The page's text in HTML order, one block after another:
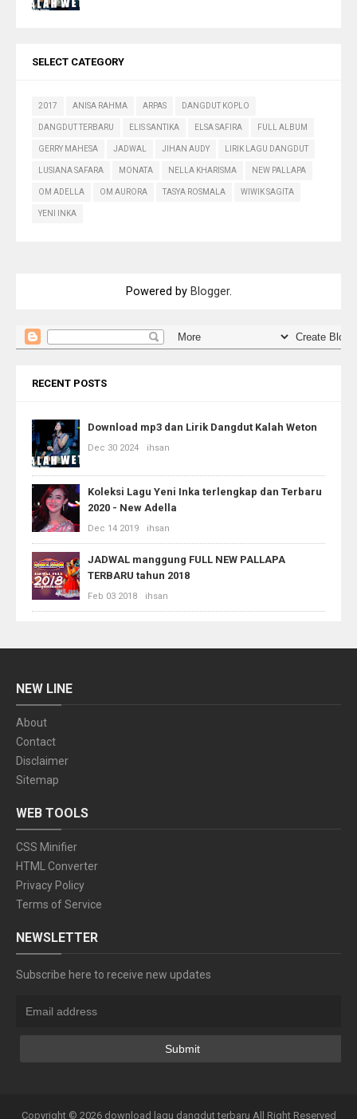
SELECT CATEGORY
2017 ANISA RAHMA ARPAS DANGDUT KOPLO
DANGDUT TERBARU ELIS SANTIKA ELSA SAFIRA FULL ALBUM
GERRY MAHESA JADWAL JIHAN AUDY LIRIK LAGU DANGDUT
LUSIANA SAFARA MONATA NELLA KHARISMA NEW PALLAPA
OM ADELLA OM AURORA TASYA ROSMALA WIWIK SAGITA
YENI INKA
Powered by Blogger.
RECENT POSTS
Download mp3 dan Lirik Dangdut Kalah Weton
Dec 30 2024 ihsan
Koleksi Lagu Yeni Inka terlengkap dan Terbaru
2020 - New Adella
Dec 14 2019 ihsan
JADWAL manggung FULL NEW PALLAPA
TERBARU tahun 2018
Feb 03 2018 ihsan
NEW LINE
About
Contact
Disclaimer
Sitemap
WEB TOOLS
CSS Minifier
HTML Converter
Privacy Policy
Terms of Service
NEWSLETTER
Subscribe here to receive new updates
Copyright © 2026 download lagu dangdut terbaru All Right Reserved